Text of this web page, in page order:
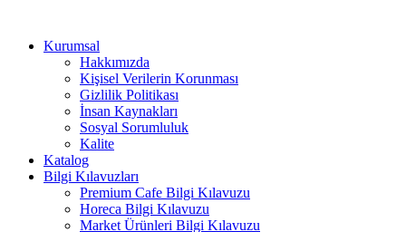
Kurumsal
Hakkımızda
Kişisel Verilerin Korunması
Gizlilik Politikası
İnsan Kaynakları
Sosyal Sorumluluk
Kalite
Katalog
Bilgi Kılavuzları
Premium Cafe Bilgi Kılavuzu
Horeca Bilgi Kılavuzu
Market Ürünleri Bilgi Kılavuzu